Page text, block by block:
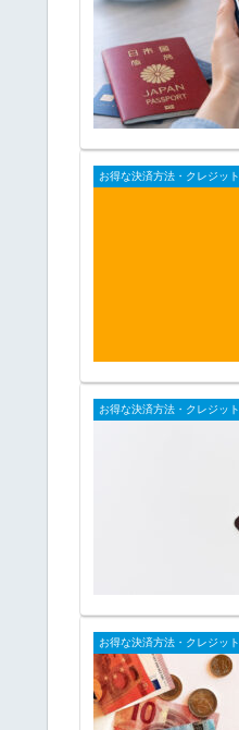
お得な決済方法・クレジッ
お得な決済方法・クレジッ
お得な決済方法・クレジッ